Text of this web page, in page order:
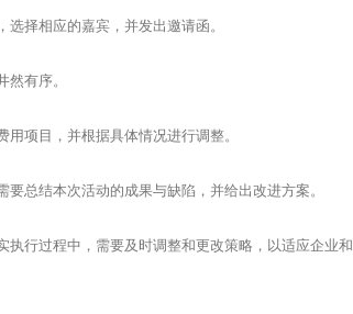
择相应的嘉宾，并发出邀请函。
有序。
项目，并根据具体情况进行调整。
总结本次活动的成果与缺陷，并给出改进方案。
行过程中，需要及时调整和更改策略，以适应企业